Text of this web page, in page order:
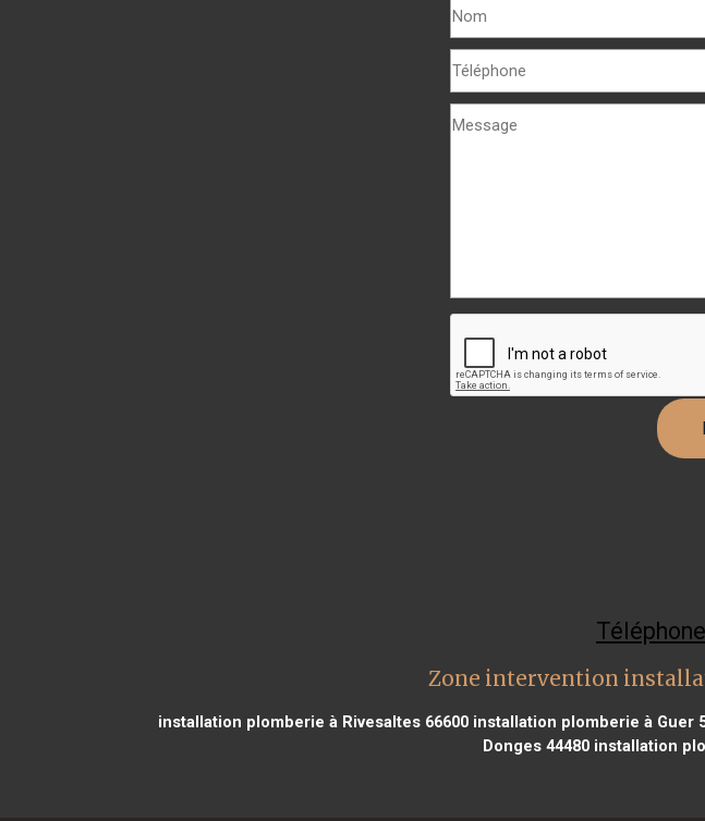
Zone intervention
installation plomberie à Rivesaltes 66600 installation plomberie à Guer
Donges 44480installation